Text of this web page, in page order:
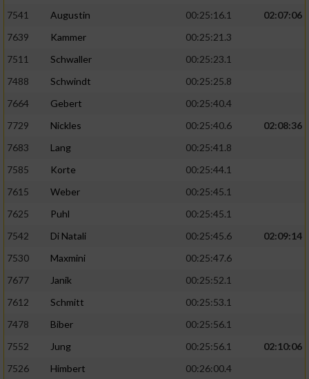
7541
Augustin 00:25:16.1
02:07:06
7639
Kammer
00:25:21.3
7511
Schwaller
00:25:23.1
7488
Schwindt
00:25:25.8
7664
Gebert
00:25:40.4
7729
Nickles 00:25:40.6
02:08:36
7683
Lang
00:25:41.8
7585
Korte
00:25:44.1
7615
Weber
00:25:45.1
7625
Puhl
00:25:45.1
7542
Di Natali 00:25:45.6
02:09:14
7530
Maxmini
00:25:47.6
7677
Janik
00:25:52.1
7612
Schmitt
00:25:53.1
7478
Biber
00:25:56.1
7552
Jung 00:25:56.1
02:10:06
7526
Himbert
00:26:00.4